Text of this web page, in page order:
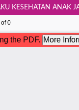
KESEHATAN ANAK